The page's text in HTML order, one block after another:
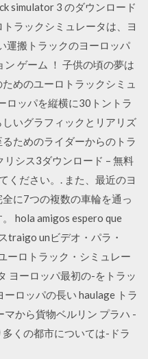
simulator 3 のダウンロード
ラックシミュレータは、ヨ
運搬トラックのヨーロッパ
ゲーム ！ 子供の頃の夢は
めのユーロトラックシミュ
ロッパを縦横に30トントラ
いグラフィックとリアリズ
ためのライダーからのトラ
リシス3ダウンロード – 無料
ください。. また、最近のヨ
に7つの複数の車輪を通っ
hola amigos espero que
traigo unビデオ・パラ・
ーロトラック・シミュレー
ヨーロッパ最初の-をトラッ
ロッパの長い haulage トラ
から貨物ベルリン プラハ -
くの都市については-ドラ